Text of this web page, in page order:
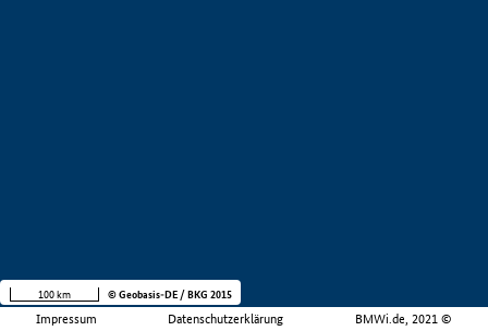
Impressum Datenschutzerklärung BMWi.de, 2021 ©
100 km © Geobasis-DE / BKG 2015